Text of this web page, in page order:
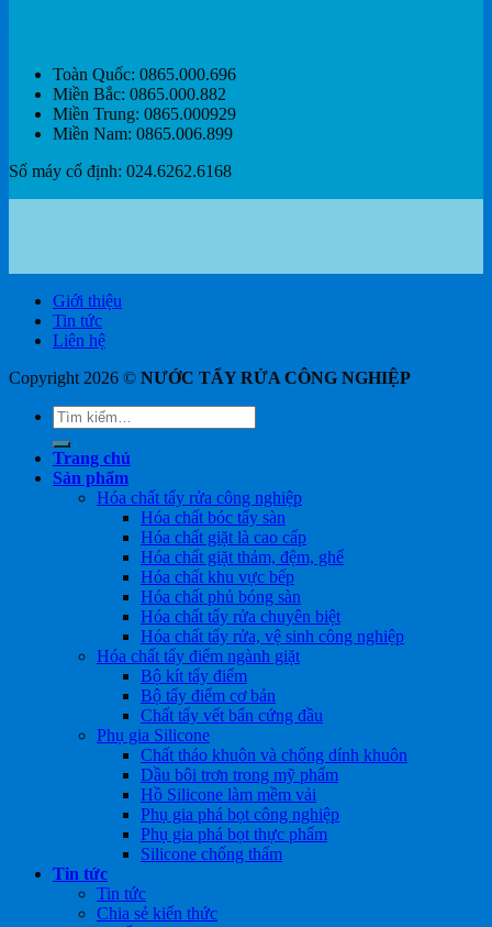
Toàn Quốc: 0865.000.696
Miền Bắc: 0865.000.882
Miền Trung: 0865.000929
Miền Nam: 0865.006.899
Số máy cố định: 024.6262.6168
Giới thiệu
Tin tức
Liên hệ
Copyright 2026 © NƯỚC TẨY RỬA CÔNG NGHIỆP
Trang chủ
Sản phẩm
Hóa chất tẩy rửa công nghiệp
Hóa chất bóc tẩy sàn
Hóa chất giặt là cao cấp
Hóa chất giặt thảm, đệm, ghế
Hóa chất khu vực bếp
Hóa chất phủ bóng sàn
Hóa chất tẩy rửa chuyên biệt
Hóa chất tẩy rửa, vệ sinh công nghiệp
Hóa chất tẩy điểm ngành giặt
Bộ kít tẩy điểm
Bộ tẩy điểm cơ bản
Chất tẩy vết bẩn cứng đầu
Phụ gia Silicone
Chất tháo khuôn và chống dính khuôn
Dầu bôi trơn trong mỹ phẩm
Hồ Silicone làm mềm vải
Phụ gia phá bọt công nghiệp
Phụ gia phá bọt thực phẩm
Silicone chống thấm
Tin tức
Tin tức
Chia sẻ kiến thức